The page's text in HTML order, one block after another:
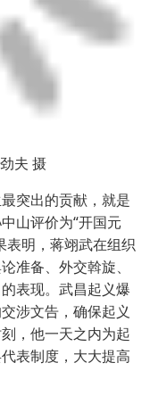
夫 摄
突出的贡献，就是
山评价为“开国元
表明，蒋翊武在组织
准备、外交斡旋、
表现。武昌起义爆
涉文告，确保起义
，他一天之内为起
表制度，大大提高